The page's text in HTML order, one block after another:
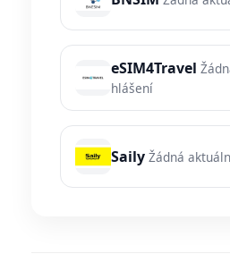
eSIM4Travel
hlášení
Saily Žádná